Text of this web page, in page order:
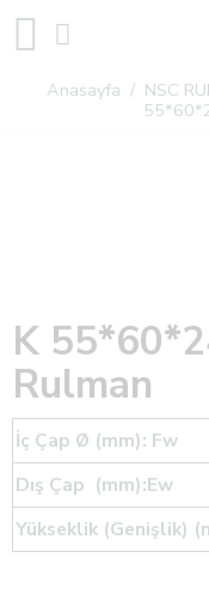
Anasayfa / NSC
K
Rulman
İç Çap Ø (mm): Fw
Dış Çap (mm):Ew
Yükseklik (Genişlik)